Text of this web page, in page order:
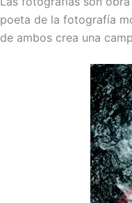
poeta de la fotografía
de ambos crea una